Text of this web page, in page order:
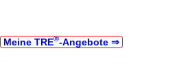
Meine TRE®‑Angebote ⇒